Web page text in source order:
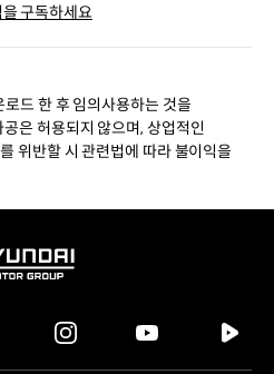
구독하세요
드 한 후 임의사용하는 것을
은 허용되지 않으며, 상업적인
위반할 시 관련법에 따라 불이익을
instagram